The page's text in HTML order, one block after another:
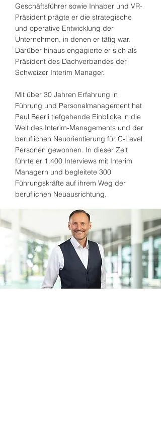
Geschäftsführer sowie Inhaber und VR-
Präsident prägte er die strategische
und operative Entwicklung der
Unternehmen, in denen er tätig war.
Darüber hinaus engagierte er sich als
Präsident des Dachverbandes der
Schweizer Interim Manager.
Mit über 30 Jahren Erfahrung in
Führung und Personalmanagement hat
Paul Beerli tiefgehende Einblicke in die
Welt des Interim-Managements und der
beruflichen Neuorientierung für C-Level
Personen gewonnen. In dieser Zeit
führte er 1.400 Interviews mit Interim
Managern und begleitete 300
Führungskräfte auf ihrem Weg der
beruflichen Neuausrichtung.